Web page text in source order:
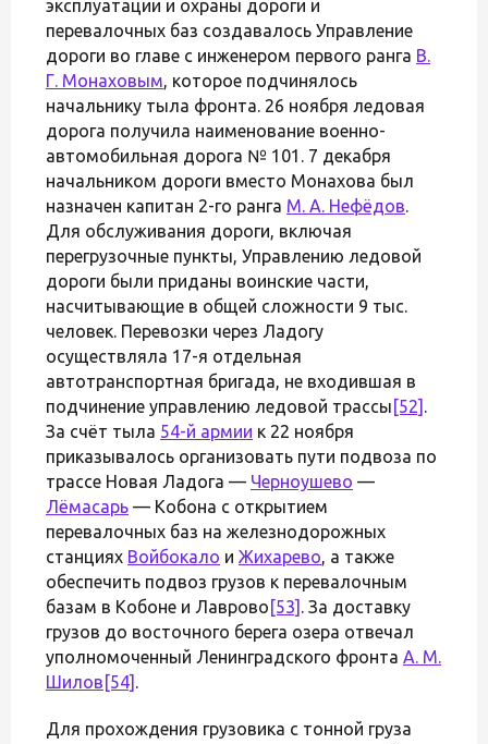
эксплуатации и охраны дороги и
перевалочных баз создавалось Управление
дороги во главе с инженером первого ранга В.
Г. Монаховым, которое подчинялось
начальнику тыла фронта. 26 ноября ледовая
дорога получила наименование военно-
автомобильная дорога № 101. 7 декабря
начальником дороги вместо Монахова был
назначен капитан 2-го ранга М. А. Нефёдов.
Для обслуживания дороги, включая
перегрузочные пункты, Управлению ледовой
дороги были приданы воинские части,
насчитывающие в общей сложности 9 тыс.
человек. Перевозки через Ладогу
осуществляла 17-я отдельная
автотранспортная бригада, не входившая в
подчинение управлению ледовой трассы [52] .
За счёт тыла 54-й армии к 22 ноября
приказывалось организовать пути подвоза по
трассе Новая Ладога — Черноушево —
Лёмасарь — Кобона с открытием
перевалочных баз на железнодорожных
станциях Войбокало и Жихарево, а также
обеспечить подвоз грузов к перевалочным
базам в Кобоне и Лаврово [53] . За доставку
грузов до восточного берега озера отвечал
уполномоченный Ленинградского фронта А. М.
Шилов [54] .
Для прохождения грузовика с тонной груза